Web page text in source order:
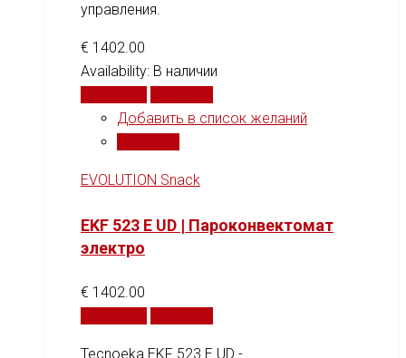
управления.
€ 1402.00
Availability: В наличии
Добавить в список желаний
EVOLUTION Snack
EKF 523 E UD | Пароконвектомат
электро
€ 1402.00
Tecnoeka EKF 523 E UD -